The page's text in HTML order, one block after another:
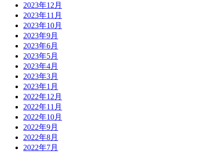
2023年12月
2023年11月
2023年10月
2023年9月
2023年6月
2023年5月
2023年4月
2023年3月
2023年1月
2022年12月
2022年11月
2022年10月
2022年9月
2022年8月
2022年7月